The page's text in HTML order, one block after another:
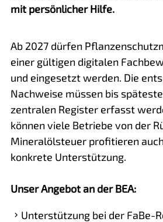
mit persönlicher Hilfe.
Ab 2027 dürfen
einer gültigen digitalen
und eingesetzt werden. Die
Nachweise müssen bis
zentralen Register erfasst
können viele Betriebe von der
Mineralölsteuer profitieren
konkrete Unterstützung.
Unser Angebot an der BEA:
Unterstützung bei der FaBe-